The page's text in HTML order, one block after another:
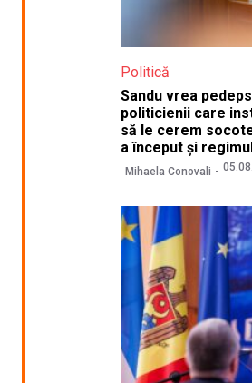
Politică
Sandu vrea
politicienii care
să le cerem
a început și
Mihaela Conovali